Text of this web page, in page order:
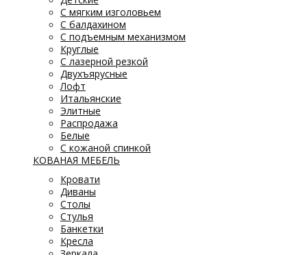
С мягким изголовьем
С балдахином
С подъемным механизмом
Круглые
С лазерной резкой
Двухъярусные
Лофт
Итальянские
Элитные
Распродажа
Белые
С кожаной спинкой
КОВАНАЯ МЕБЕЛЬ
Кровати
Диваны
Столы
Стулья
Банкетки
Кресла